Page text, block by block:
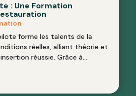
: Une Formation
forme les talents de la
réelles, alliant théorie et
réussie. Grâce à...